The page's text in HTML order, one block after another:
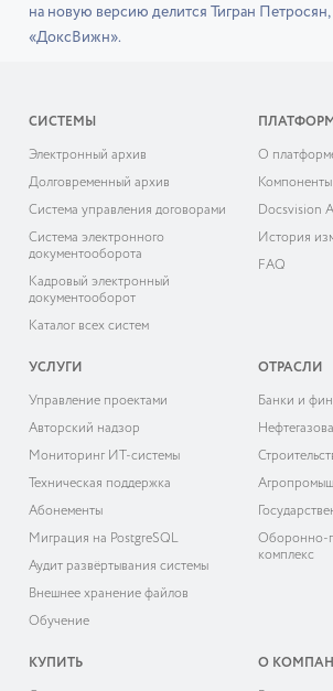
на новую версию делится Тигран
«ДоксВижн».
СИСТЕМЫ
Электронный архив
Долговременный архив
Система управления договорами
Система электронного
документооборота
Кадровый электронный
документооборот
Каталог всех систем
О
Docsvision AI
История
FAQ
УСЛУГИ
Управление проектами
Авторский надзор
Мониторинг ИТ-системы
Техническая поддержка
Абонементы
Миграция на PostgreSQL
Аудит развёртывания системы
Внешнее хранение файлов
Обучение
ОТРАСЛИ
Банки и
Оборонно-
комплекс
КУПИТЬ О